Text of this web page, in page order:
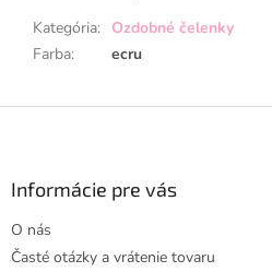
Kategória: Ozdobné čelenky
Farba: ecru
Informácie pre vás
O nás
Časté otázky a vrátenie tovaru